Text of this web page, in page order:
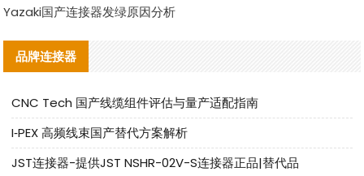
Yazaki国产连接器发绿原因分析
品牌连接器
CNC Tech 国产线缆组件评估与量产适配指南
I‑PEX 高频线束国产替代方案解析
JST连接器-提供JST NSHR-02V-S连接器正品|替代品